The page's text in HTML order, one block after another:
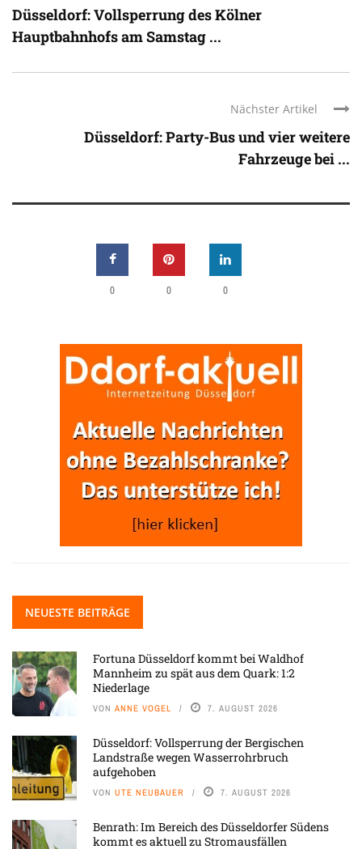
Düsseldorf: Vollsperrung des Kölner
Hauptbahnhofs am Samstag ...
Nächster Artikel
Düsseldorf: Party-Bus und vier weitere
Fahrzeuge bei ...
0 0 0
NEUESTE BEITRÄGE
Fortuna Düsseldorf kommt bei Waldhof
Mannheim zu spät aus dem Quark: 1:2
Niederlage
VON ANNE VOGEL 7. AUGUST 2026
Düsseldorf: Vollsperrung der Bergischen
Landstraße wegen Wasserrohrbruch
aufgehoben
VON UTE NEUBAUER 7. AUGUST 2026
Benrath: Im Bereich des Düsseldorfer Südens
kommt es aktuell zu Stromausfällen